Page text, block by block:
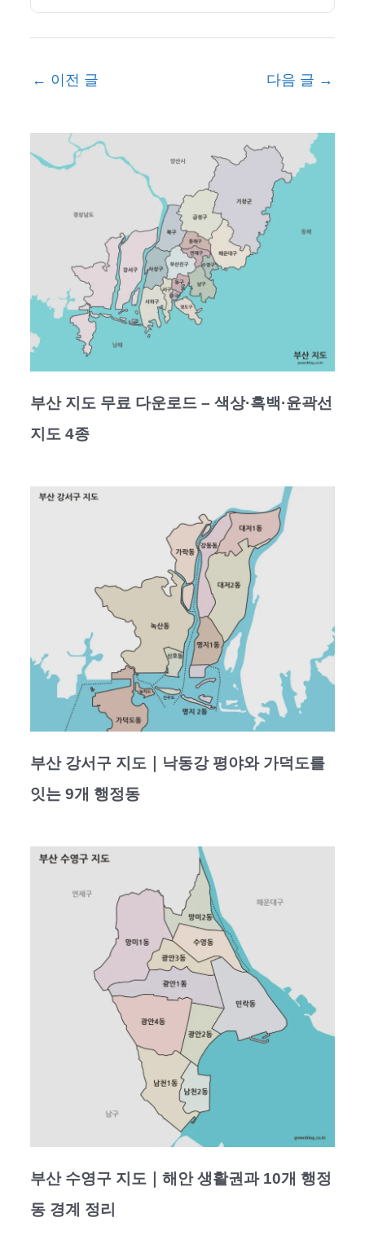
← 이전 글 다음 글 →
부산 지도 무료 다운로드 – 색상·흑백·윤곽선
지도 4종
부산 강서구 지도｜낙동강 평야와 가덕도를
잇는 9개 행정동
부산 수영구 지도｜해안 생활권과 10개 행정
동 경계 정리